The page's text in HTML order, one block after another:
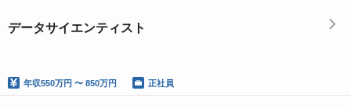
データサイエンティスト
年収550万円 〜 850万円 正社員